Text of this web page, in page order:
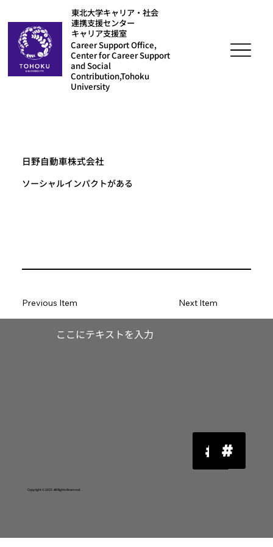
東北大学キャリア・社会
連携支援センター
キャリア支援室
Career Support Office,
Center for Career Support
and Social
Contribution,Tohoku
University
日野自動車株式会社
ソーシャルインパクトがある
Next Item
Previous Item
​ここにテキストを入力
Copyright © 2025 All Rights Reserved.